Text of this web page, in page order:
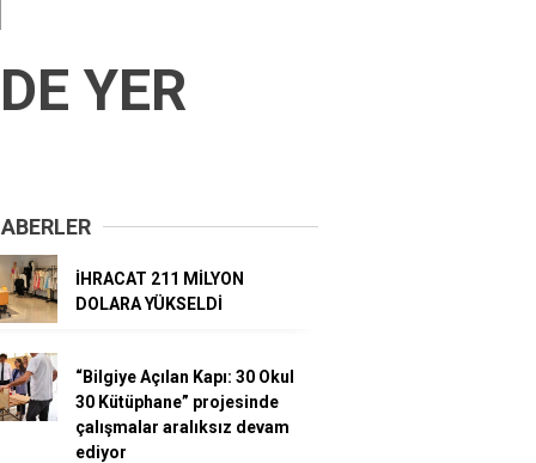
YER
İHRACAT 211 MİLYON
DOLARA YÜKSELDİ
“Bilgiye Açılan Kapı: 30 Okul
30 Kütüphane” projesinde
çalışmalar aralıksız devam
ediyor